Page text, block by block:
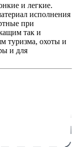
и легкие.
исполнения
при
так и
туризма, охоты и
и для